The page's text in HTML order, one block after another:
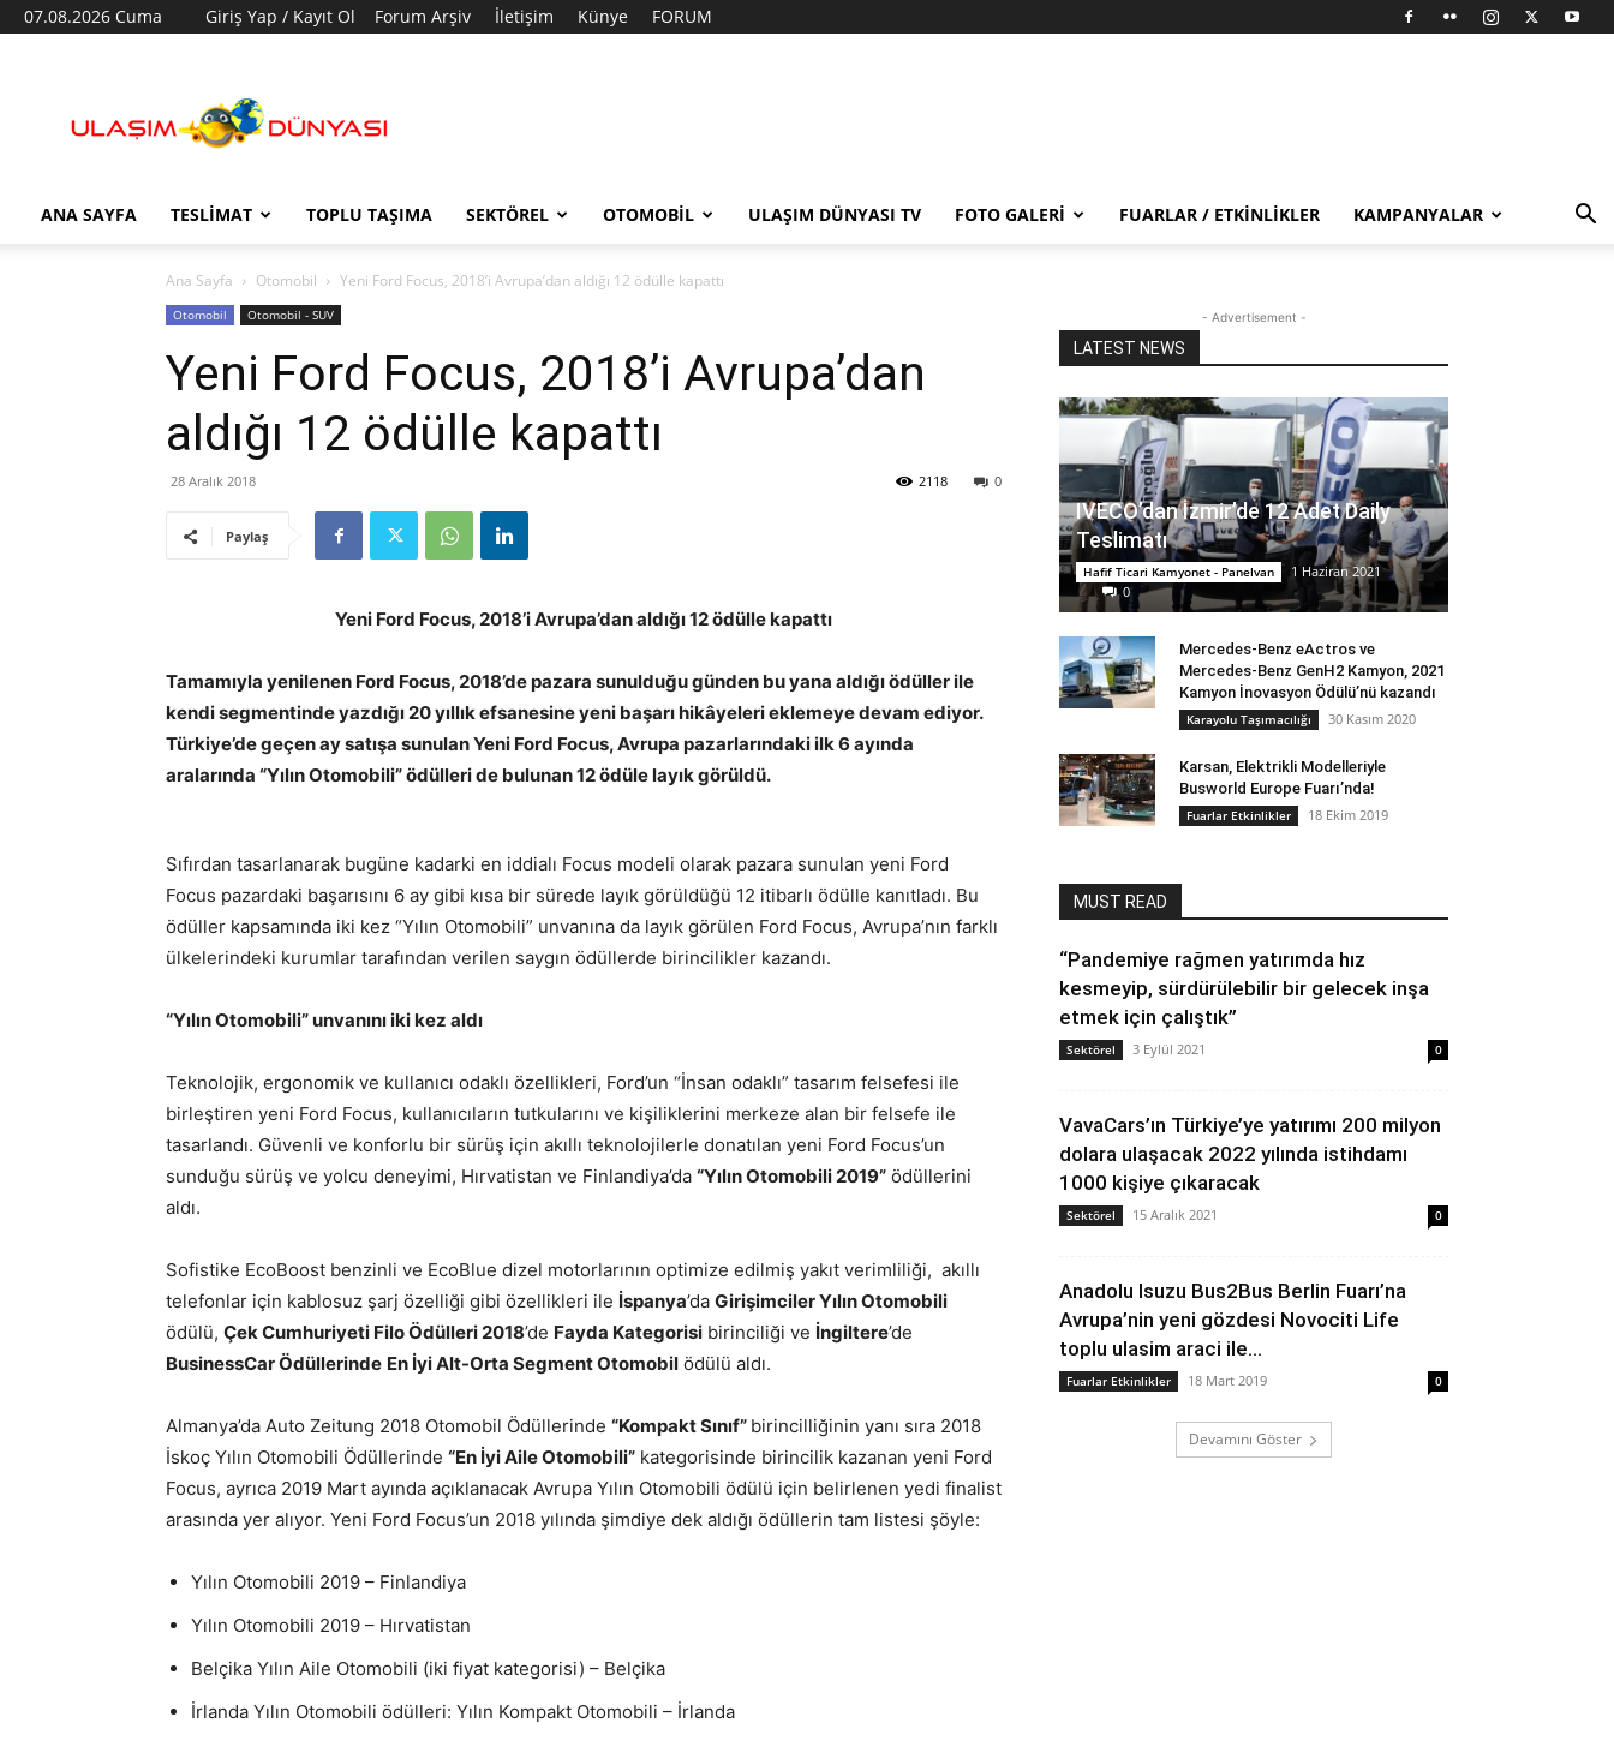
07.08.2026 Cuma Giriş Yap / Kayıt Ol Forum Arşiv İletişim Künye FORUM
Dünyası
ANA SAYFA TESLIMAT TOPLU TAŞIMA SEKTÖREL OTOMOBIL ULAŞIM DÜNYASI TV FOTO GALERI FUARLAR / ETKINLIKLER KAMPANYALAR
Ana Sayfa Otomobil Yeni Ford Focus, 2018’i Avrupa’dan aldığı 12 ödülle kapattı
Otomobil Otomobil - SUV
Yeni Ford Focus, 2018’i Avrupa’dan
aldığı 12 ödülle kapattı
28 Aralık 2018 0
2118
Paylaş
Yeni Ford Focus, 2018’i Avrupa’dan aldığı 12 ödülle kapattı
Tamamıyla yenilenen Ford Focus, 2018’de pazara sunulduğu günden bu yana aldığı ödüller ile
kendi segmentinde yazdığı 20 yıllık efsanesine yeni başarı hikâyeleri eklemeye devam ediyor.
Türkiye’de geçen ay satışa sunulan Yeni Ford Focus, Avrupa pazarlarındaki ilk 6 ayında
aralarında “Yılın Otomobili” ödülleri de bulunan 12 ödüle layık görüldü.
Sıfırdan tasarlanarak bugüne kadarki en iddialı Focus modeli olarak pazara sunulan yeni Ford
Focus pazardaki başarısını 6 ay gibi kısa bir sürede layık görüldüğü 12 itibarlı ödülle kanıtladı. Bu
ödüller kapsamında iki kez “Yılın Otomobili” unvanına da layık görülen Ford Focus, Avrupa’nın farklı
ülkelerindeki kurumlar tarafından verilen saygın ödüllerde birincilikler kazandı.
“Yılın Otomobili” unvanını iki kez aldı
Teknolojik, ergonomik ve kullanıcı odaklı özellikleri, Ford’un “İnsan odaklı” tasarım felsefesi ile
birleştiren yeni Ford Focus, kullanıcıların tutkularını ve kişiliklerini merkeze alan bir felsefe ile
tasarlandı. Güvenli ve konforlu bir sürüş için akıllı teknolojilerle donatılan yeni Ford Focus’un
sunduğu sürüş ve yolcu deneyimi, Hırvatistan ve Finlandiya’da “Yılın Otomobili 2019” ödüllerini
aldı.
Sofistike EcoBoost benzinli ve EcoBlue dizel motorlarının optimize edilmiş yakıt verimliliği, akıllı
telefonlar için kablosuz şarj özelliği gibi özellikleri ile İspanya’da Girişimciler Yılın Otomobili
ödülü, Çek Cumhuriyeti Filo Ödülleri 2018’de Fayda Kategorisi birinciliği ve İngiltere’de
BusinessCar Ödüllerinde En İyi Alt-Orta Segment Otomobil ödülü aldı.
Almanya’da Auto Zeitung 2018 Otomobil Ödüllerinde “Kompakt Sınıf” birincilliğinin yanı sıra 2018
İskoç Yılın Otomobili Ödüllerinde “En İyi Aile Otomobili” kategorisinde birincilik kazanan yeni Ford
Focus, ayrıca 2019 Mart ayında açıklanacak Avrupa Yılın Otomobili ödülü için belirlenen yedi finalist
arasında yer alıyor. Yeni Ford Focus’un 2018 yılında şimdiye dek aldığı ödüllerin tam listesi şöyle:
Yılın Otomobili 2019 – Finlandiya
Yılın Otomobili 2019 – Hırvatistan
Belçika Yılın Aile Otomobili (iki fiyat kategorisi) – Belçika
İrlanda Yılın Otomobili ödülleri: Yılın Kompakt Otomobili – İrlanda
- Advertisement -
LATEST NEWS
IVECO’dan İzmir’de 12 Adet Daily
Teslimatı
Hafif Ticari Kamyonet - Panelvan
1 Haziran 2021
0
Mercedes-Benz eActros ve
Mercedes-Benz GenH2 Kamyon, 2021
Kamyon İnovasyon Ödülü’nü kazandı
Karayolu Taşımacılığı 30 Kasım 2020
Karsan, Elektrikli Modelleriyle
Busworld Europe Fuarı’nda!
Fuarlar Etkinlikler 18 Ekim 2019
MUST READ
“Pandemiye rağmen yatırımda hız
kesmeyip, sürdürülebilir bir gelecek inşa
etmek için çalıştık”
Sektörel 3 Eylül 2021 0
VavaCars’ın Türkiye’ye yatırımı 200 milyon
dolara ulaşacak 2022 yılında istihdamı
1000 kişiye çıkaracak
Sektörel 15 Aralık 2021 0
Anadolu Isuzu Bus2Bus Berlin Fuarı’na
Avrupa’nin yeni gözdesi Novociti Life
toplu ulasim araci ile...
Fuarlar Etkinlikler 18 Mart 2019 0
Devamını Göster